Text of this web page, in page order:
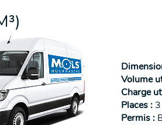
Volume
Charge
Places : 3
Permis :